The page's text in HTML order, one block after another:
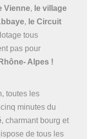
Vienne, le village
, le Circuit
tous
pas pour
Alpes !
toutes les
minutes du
, charmant bourg et
de tous les